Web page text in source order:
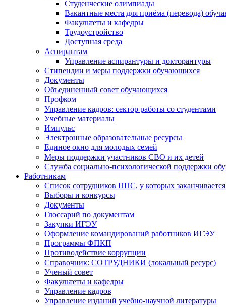
Студенческие олимпиады
Вакантные места для приёма (перевода)
Факультеты и кафедры
Трудоустройство
Доступная среда
Аспирантам
Управление аспирантуры и докторантуры
Стипендии и меры поддержки обучающихся
Документы
Объединенный совет обучающихся
Профком
Управление кадров: сектор работы со студентами
Учебные материалы
Импульс
Электронные образовательные ресурсы
Единое окно для молодых семей
Меры поддержки участников СВО и их детей
Служба социально-психологической поддержки
Работникам
Список сотрудников ППС, у которых заканчивается
Выборы и конкурсы
Документы
Глоссарий по документам
Закупки ИГЭУ
Оформление командирований работников ИГЭУ
Программы ФПКП
Противодействие коррупции
Справочник: СОТРУДНИКИ (локальный ресурс)
Ученый совет
Факультеты и кафедры
Управление кадров
Управление изданий учебно-научной литературы